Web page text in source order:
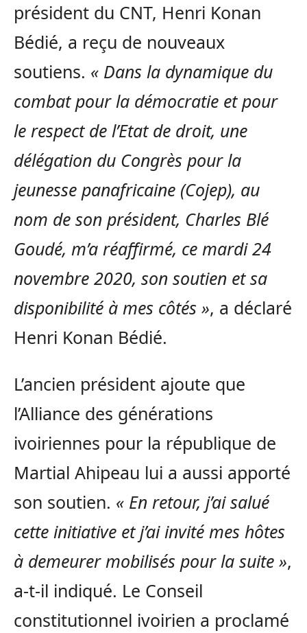
président du CNT, Henri Konan
Bédié, a reçu de nouveaux
soutiens. « Dans la dynamique du
combat pour la démocratie et pour
le respect de l’Etat de droit, une
délégation du Congrès pour la
jeunesse panafricaine (Cojep), au
nom de son président, Charles Blé
Goudé, m’a réaffirmé, ce mardi 24
novembre 2020, son soutien et sa
disponibilité à mes côtés », a déclaré
Henri Konan Bédié.
L’ancien président ajoute que
l’Alliance des générations
ivoiriennes pour la république de
Martial Ahipeau lui a aussi apporté
son soutien. « En retour, j’ai salué
cette initiative et j’ai invité mes hôtes
à demeurer mobilisés pour la suite »,
a-t-il indiqué. Le Conseil
constitutionnel ivoirien a proclamé